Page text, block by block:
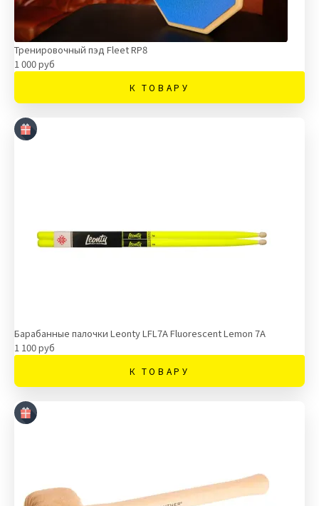
Тренировочный пэд Fleet RP8
1 000 руб
К ТОВАРУ
Барабанные палочки Leonty LFL7A Fluorescent Lemon 7А
1 100 руб
К ТОВАРУ